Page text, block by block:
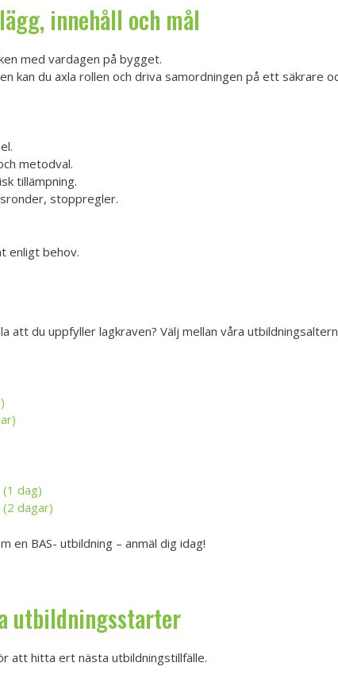
innehåll och mål
med vardagen på bygget.
kan du axla rollen och driva samordningen på ett säkrare
metodval.
tillämpning.
stoppregler.
enligt behov.
att du uppfyller lagkraven? Välj mellan våra
(1 dag)
(2 dagar)
en BAS- utbildning – anmäl dig idag!
utbildningsstarter
att hitta ert nästa utbildningstillfälle.